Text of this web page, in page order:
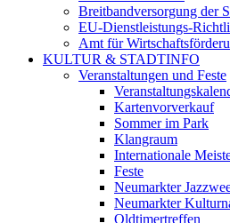
Breitbandversorgung der
EU-Dienstleistungs-
Amt für
KULTUR & STADTINFO
Veranstaltungen und Feste
Kartenvorverkauf
Sommer im Park
Klangraum
Internationale
Feste
Neumarkter
Neumarkter
Oldtimertreffen